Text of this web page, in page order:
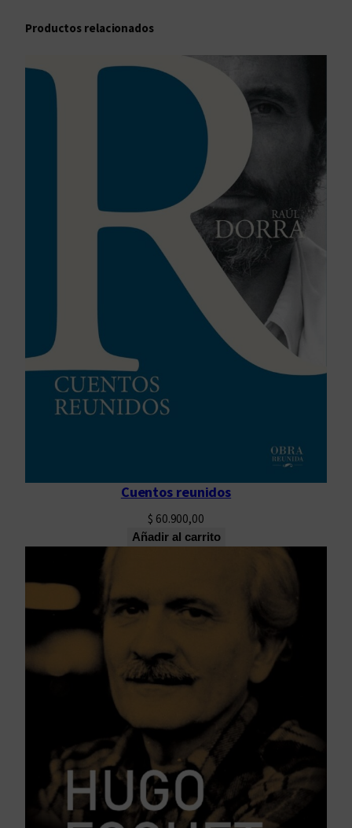
Productos relacionados
Cuentos reunidos
$ 60.900,00
Añadir al carrito